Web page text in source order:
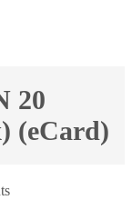
20
(eCard)